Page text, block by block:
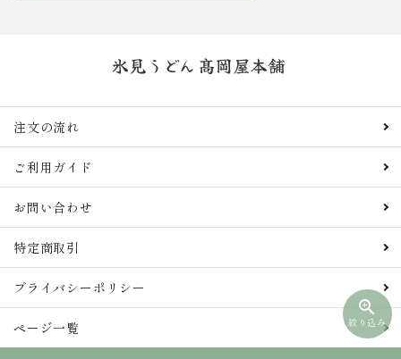
zoom_in
絞り込み
注文の流れ
ご利用ガイド
お問い合わせ
特定商取引
プライバシーポリシー
ページ一覧